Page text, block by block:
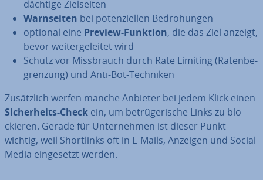
däch­ti­ge Ziel­sei­ten
Warn­sei­ten bei po­ten­zi­el­len Be­dro­hun­gen
optional eine Preview-Funktion, die das Ziel anzeigt,
bevor wei­ter­ge­lei­tet wird
Schutz vor Miss­brauch durch Rate Limiting (Ra­ten­be­
gren­zung) und Anti-Bot-Techniken
Zu­sätz­lich werfen manche Anbieter bei jedem Klick einen
Si­cher­heits-Check ein, um be­trü­ge­ri­sche Links zu blo­
ckie­ren. Gerade für Un­ter­neh­men ist dieser Punkt
wichtig, weil Short­links oft in E-Mails, Anzeigen und Social
Media ein­ge­setzt werden.